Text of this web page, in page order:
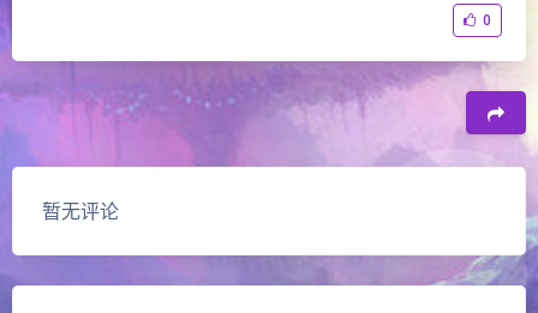
0
暂无评论